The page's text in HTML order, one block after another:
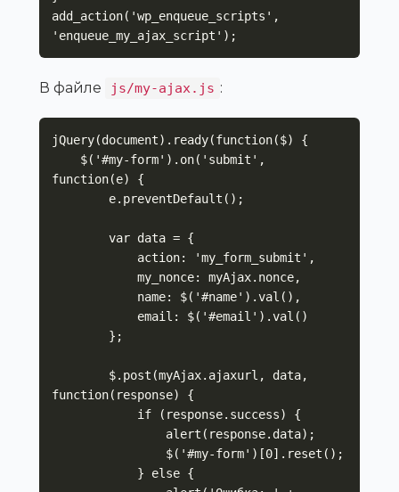
add_action('wp_enqueue_scripts',
'enqueue_my_ajax_script');
В файле js/my-ajax.js :
jQuery(document).ready(function($) {
function(e) {
function(response) {